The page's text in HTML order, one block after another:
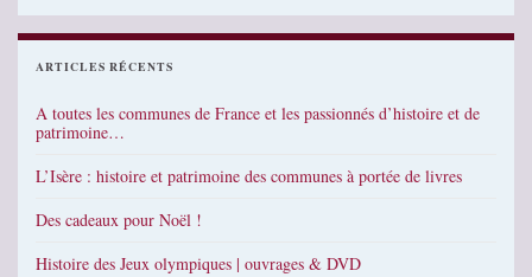
ARTICLES RÉCENTS
A toutes les communes de France et les passionnés d’histoire et de
patrimoine…
L’Isère : histoire et patrimoine des communes à portée de livres
Des cadeaux pour Noël !
Histoire des Jeux olympiques | ouvrages & DVD